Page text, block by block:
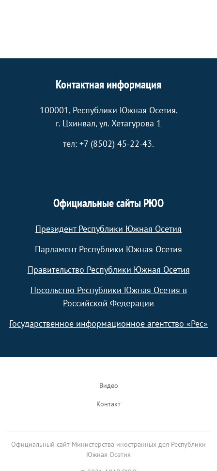
Контактная информация
100001, Республики Южная Осетия,
г. Цхинвал, ул. Хетагурова 1
тел: +7 (8502) 45-22-43.
Официальные сайты РЮО
Президент Республики Южная Осетия
Парламент Республики Южная Осетия
Правительство Республики Южная Осетия
Посольство Республики Южная Осетия в
Российской Федерации
Государственное информационное агентство «Рес»
Видео
Контакт
Официальный сайт Министерства иностранных дел Республики
Южная Осетия